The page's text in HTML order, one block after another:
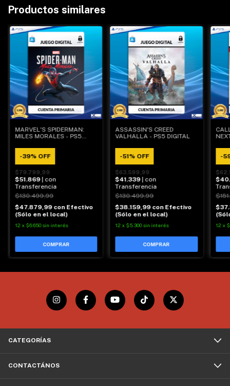
Productos similares
MARVEL'S SPIDERMAN:
MILES MORALES - PS5
-39% OFF
$79.799,99
$51.869 | con
Transferencia
$130.499,99
$47.879,99 con Efectivo
(Sólo en el local)
12 x $6.650 sin interés
ASSASSIN'S CREED
VALHALLA - PS5 DIGITAL
-51% OFF
$63.599,99
$41.339 | con
Transferencia
$130.499,99
$38.159,99 con Efectivo
(Sólo en el local)
12 x $5.300 sin interés
-
12 x
CATEGORÍAS
CONTACTÁNOS